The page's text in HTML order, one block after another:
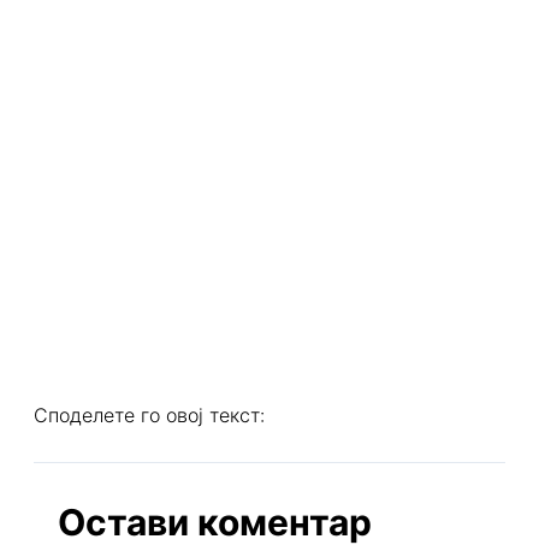
Споделете го овој текст:
Остави коментар